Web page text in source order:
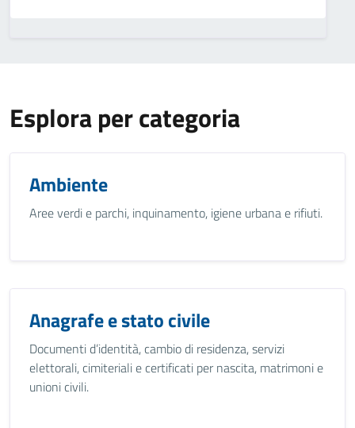
Esplora per categoria
Ambiente
Aree verdi e parchi, inquinamento, igiene urbana e rifiuti.
Anagrafe e stato civile
Documenti d’identità, cambio di residenza, servizi
elettorali, cimiteriali e certificati per nascita, matrimoni e
unioni civili.